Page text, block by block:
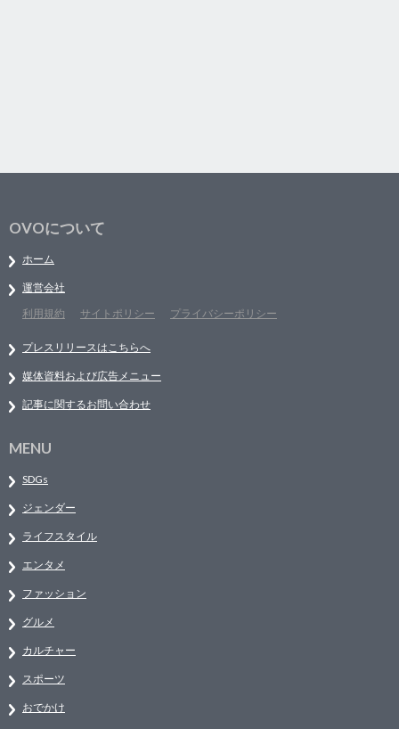
OVOについて
ホーム
運営会社
利用規約
サイトポリシー プライバシーポリシー
プレスリリースはこちらへ
媒体資料および広告メニュー
記事に関するお問い合わせ
MENU
SDGs
ジェンダー
ライフスタイル
エンタメ
ファッション
グルメ
カルチャー
スポーツ
おでかけ